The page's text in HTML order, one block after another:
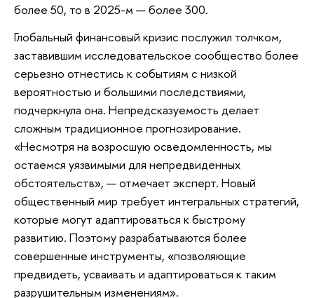
более 50, то в 2025-м — более 300.
Глобальный финансовый кризис послужил толчком,
заставившим исследовательское сообщество более
серьезно отнестись к событиям с низкой
вероятностью и большими последствиями,
подчеркнула она. Непредсказуемость делает
сложным традиционное прогнозирование.
«Несмотря на возросшую осведомленность, мы
остаемся уязвимыми для непредвиденных
обстоятельств», — отмечает эксперт. Новый
общественный мир требует интегральных стратегий,
которые могут адаптироваться к быстрому
развитию. Поэтому разрабатываются более
совершенные инструменты, «позволяющие
предвидеть, усваивать и адаптироваться к таким
разрушительным изменениям».